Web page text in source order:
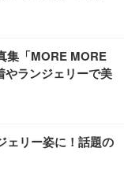
集「MORE MORE
やランジェリーで美
ェリー姿に！話題の